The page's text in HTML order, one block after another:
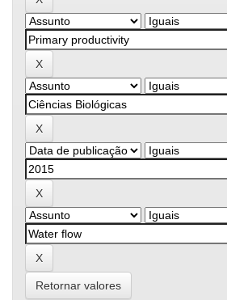
Retornar valores